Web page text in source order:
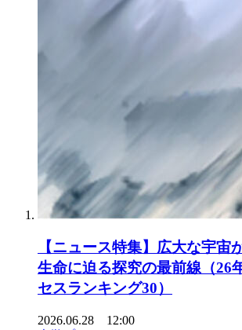
【ニュース特集】広大な宇
生命に迫る探究の最前線（26
セスランキング30）
2026.06.28 12:00